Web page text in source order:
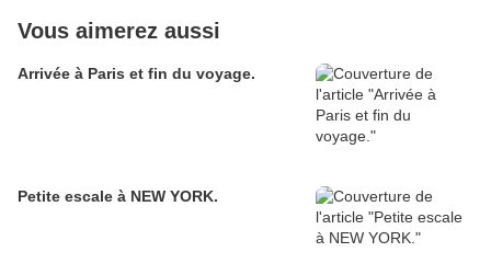
Vous aimerez aussi
Arrivée à Paris et fin du voyage.
Petite escale à NEW YORK.